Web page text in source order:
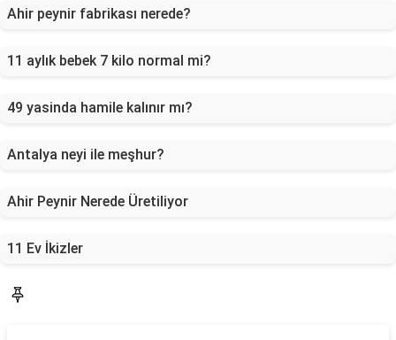
Ahir peynir fabrikası nerede?
11 aylık bebek 7 kilo normal mi?
49 yasinda hamile kalınır mı?
Antalya neyi ile meşhur?
Ahir Peynir Nerede Üretiliyor
11 Ev İkizler